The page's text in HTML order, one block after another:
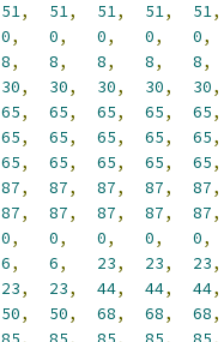
51, 51, 51, 51, 51,
0, 0, 0, 0, 0,
8, 8, 8, 8, 8,
30, 30, 30, 30, 30,
65, 65, 65, 65, 65,
65, 65, 65, 65, 65,
65, 65, 65, 65, 65,
87, 87, 87, 87, 87,
87, 87, 87, 87, 87,
0, 0, 0, 0, 0,
6, 6, 23, 23, 23,
23, 23, 44, 44, 44,
50, 50, 68, 68, 68,